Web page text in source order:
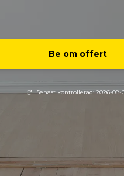
Be om offert
Senast kontrollerad: 2026-08-